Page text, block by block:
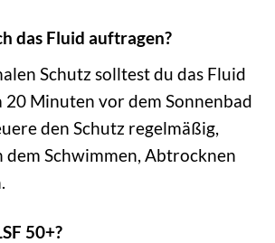
das Fluid auftragen?
Schutz solltest du das Fluid
Minuten vor dem Sonnenbad
den Schutz regelmäßig,
dem Schwimmen, Abtrocknen
50+?